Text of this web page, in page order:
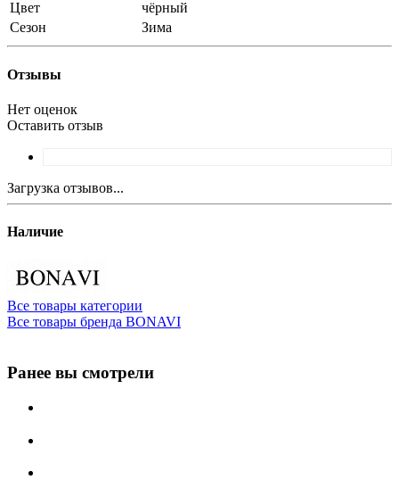
Цвет
чёрный
Сезон
Зима
Отзывы
Нет оценок
Оставить отзыв
Загрузка отзывов...
Наличие
Все товары категории
Все товары бренда BONAVI
Ранее вы смотрели